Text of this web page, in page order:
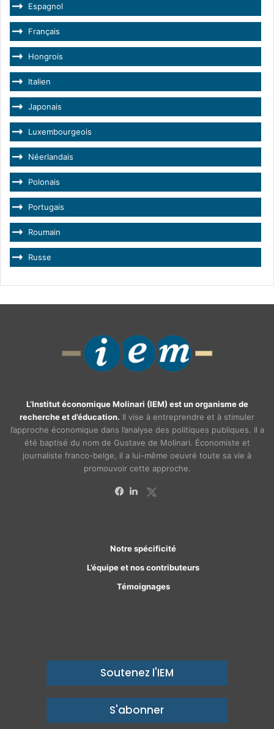
Espagnol
Français
Hongrois
Italien
Japonais
Luxembourgeois
Néerlandais
Polonais
Portugais
Roumain
Russe
L’Institut économique Molinari (IEM) est un organisme de
recherche et d’éducation. Il vise à entreprendre et à stimuler
l’approche économique dans l’analyse des politiques publiques. Il a
été baptisé du nom de Gustave de Molinari. Économiste et
journaliste franco-belge, il a lui-même oeuvré toute sa vie à
promouvoir cette approche.
Notre spécificité
L’équipe et nos contributeurs
Témoignages
Soutenez l'IEM
S'abonner